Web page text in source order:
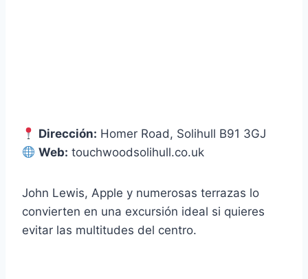
Dirección: Homer Road, Solihull B91 3GJ
Web: touchwoodsolihull.co.uk
John Lewis, Apple y numerosas terrazas lo
convierten en una excursión ideal si quieres
evitar las multitudes del centro.